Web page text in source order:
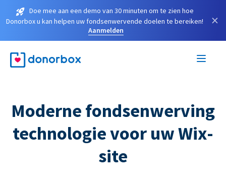
Doe mee aan een demo van 30 minuten om te zien hoe
Donorbox u kan helpen uw fondsenwervende doelen te bereiken!
Aanmelden
×
Moderne fondsenwerving
technologie voor uw Wix-
site